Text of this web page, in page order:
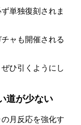
単独復刻されま
ャも開催される
ひ引くようにし
道が少ない
月反応を強化す